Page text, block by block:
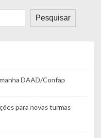
Pesquisar
DAAD/Confap
para novas turmas